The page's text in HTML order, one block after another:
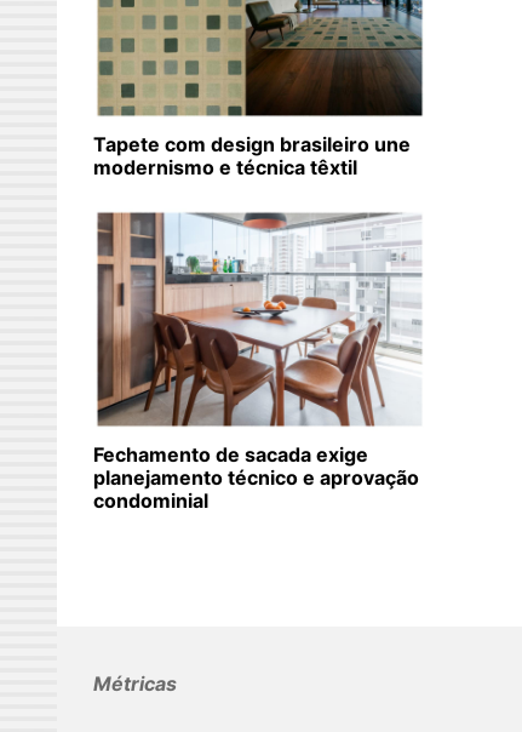
Tapete com design brasileiro une
modernismo e técnica têxtil
Fechamento de sacada exige
planejamento técnico e aprovação
condominial
Métricas